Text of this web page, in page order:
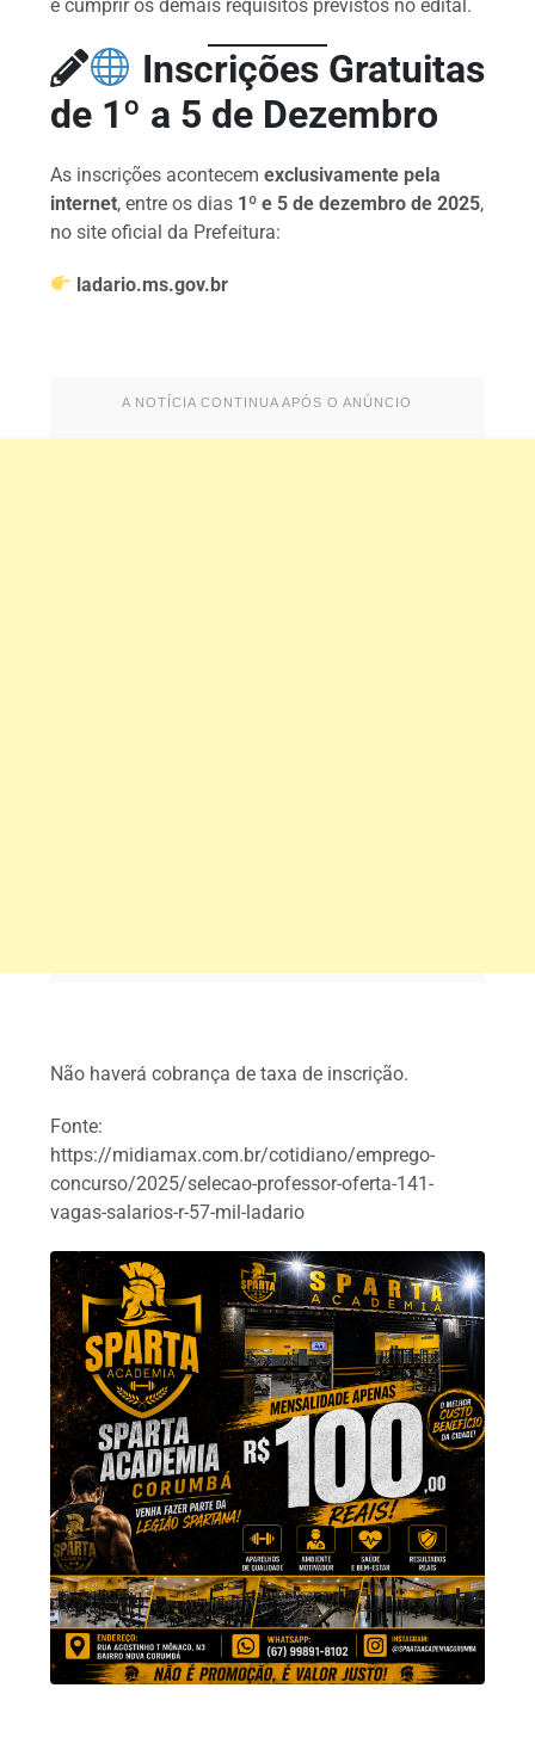
e cumprir os demais requisitos previstos no edital.
Inscrições Gratuitas
de 1º a 5 de Dezembro
As inscrições acontecemexclusivamente pela
internet, entre os dias 1º e 5 de dezembro de 2025,
no site oficial da Prefeitura:
ladario.ms.gov.br
A NOTÍCIA CONTINUA APÓS O ANÚNCIO
Não haverá cobrança de taxa de inscrição.
Fonte:
https://midiamax.com.br/cotidiano/emprego-
concurso/2025/selecao-professor-oferta-141-
vagas-salarios-r-57-mil-ladario